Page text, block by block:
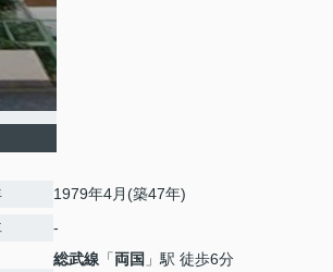
1979年4月(築47年)
-
総武線 「両国 」駅 徒歩6分